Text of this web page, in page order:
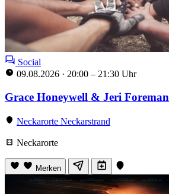
Social
09.08.2026 · 20:00 – 21:30 Uhr
Grace Honeywell & Jeri Foreman
Neckarorte Neckarstrand
Neckarorte
Merken